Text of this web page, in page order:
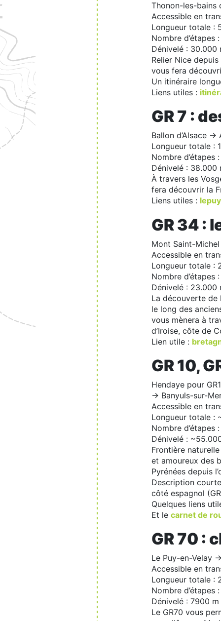
Thonon-les-bains
Accessible en
Longueur totale :
Nombre d’étapes
Dénivelé : 30.000
Relier Nice
vous fera
Un itinéraire
Liens utiles :
GR 7 :
Ballon d’Alsace -
Longueur totale :
Nombre d’étapes
Dénivelé : 38.000
À travers les
fera découvrir la
Liens utiles :
GR 34 :
Mont Saint-
Accessible en
Longueur totale :
Nombre d’étapes
Dénivelé : 23.000
La découverte de
le long des
vous mènera à
d’Iroise, côte de
Lien utile :
GR 10,
Hendaye pour
-> Banyuls-sur-
Accessible en
Longueur totale :
Nombre d’étapes
Dénivelé :
Frontière
et amoureux des
Pyrénées depuis
Description
côté espagnol
Quelques liens
Et le carnet de
GR 70 :
Le Puy-en-Velay -
Accessible en
Longueur totale :
Nombre d’étapes
Dénivelé : 7900 m
Le GR70 vous